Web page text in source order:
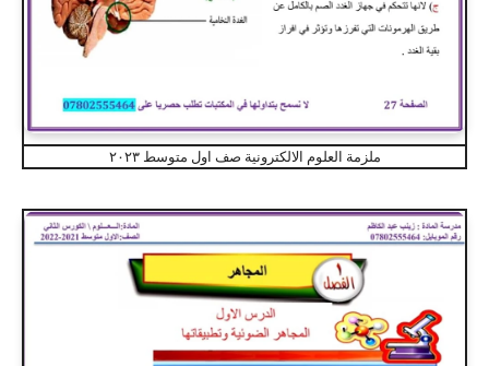
ملزمة العلوم الالكترونية صف اول متوسط ٢٠٢٣